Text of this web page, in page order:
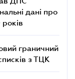
дані про
граничний
з ТЦК